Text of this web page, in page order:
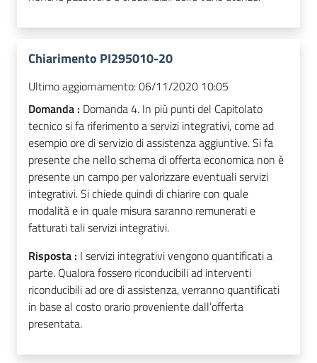
Chiarimento PI295010-20
Ultimo aggiornamento:06/11/2020 10:05
Domanda : Domanda 4. In più punti del Capitolato
tecnico si fa riferimento a servizi integrativi, come ad
esempio ore di servizio di assistenza aggiuntive. Si fa
presente che nello schema di offerta economica non è
presente un campo per valorizzare eventuali servizi
integrativi. Si chiede quindi di chiarire con quale
modalità e in quale misura saranno remunerati e
fatturati tali servizi integrativi.
Risposta : I servizi integrativi vengono quantificati a
parte. Qualora fossero riconducibili ad interventi
riconducibili ad ore di assistenza, verranno quantificati
in base al costo orario proveniente dall’offerta
presentata.